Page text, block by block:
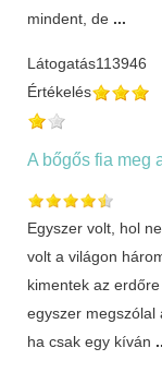
mindent, de ...
Látogatás113946
Értékelés
A bőgős fia meg
Egyszer volt, hol
volt a világon
kimentek az
egyszer megszólal
ha csak egy kíván